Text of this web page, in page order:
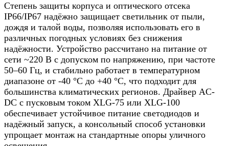
Степень защиты корпуса и оптического отсека
IP66/IP67 надёжно защищает светильник от пыли,
дождя и талой воды, позволяя использовать его в
различных погодных условиях без снижения
надёжности. Устройство рассчитано на питание от
сети ~220 В с допуском по напряжению, при частоте
50–60 Гц, и стабильно работает в температурном
диапазоне от -40 °C до +40 °C, что подходит для
большинства климатических регионов. Драйвер AC-
DC с пусковым током XLG-75 или XLG-100
обеспечивает устойчивое питание светодиодов и
надёжный запуск, а консольный способ установки
упрощает монтаж на стандартные опоры уличного